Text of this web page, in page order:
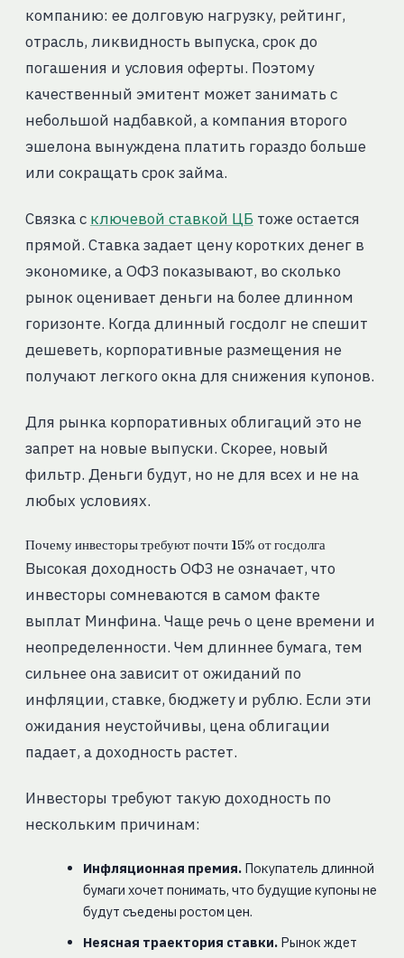
компанию: ее долговую нагрузку, рейтинг,
отрасль, ликвидность выпуска, срок до
погашения и условия оферты. Поэтому
качественный эмитент может занимать с
небольшой надбавкой, а компания второго
эшелона вынуждена платить гораздо больше
или сокращать срок займа.
Связка с ключевой ставкой ЦБтоже остается
прямой. Ставка задает цену коротких денег в
экономике, а ОФЗ показывают, во сколько
рынок оценивает деньги на более длинном
горизонте. Когда длинный госдолг не спешит
дешеветь, корпоративные размещения не
получают легкого окна для снижения купонов.
Для рынка корпоративных облигаций это не
запрет на новые выпуски. Скорее, новый
фильтр. Деньги будут, но не для всех и не на
любых условиях.
Почему инвесторы требуют почти 15% от госдолга
Высокая доходность ОФЗ не означает, что
инвесторы сомневаются в самом факте
выплат Минфина. Чаще речь о цене времени и
неопределенности. Чем длиннее бумага, тем
сильнее она зависит от ожиданий по
инфляции, ставке, бюджету и рублю. Если эти
ожидания неустойчивы, цена облигации
падает, а доходность растет.
Инвесторы требуют такую доходность по
нескольким причинам:
Инфляционная премия.Покупатель длинной
бумаги хочет понимать, что будущие купоны не
будут съедены ростом цен.
Неясная траектория ставки.Рынок ждет